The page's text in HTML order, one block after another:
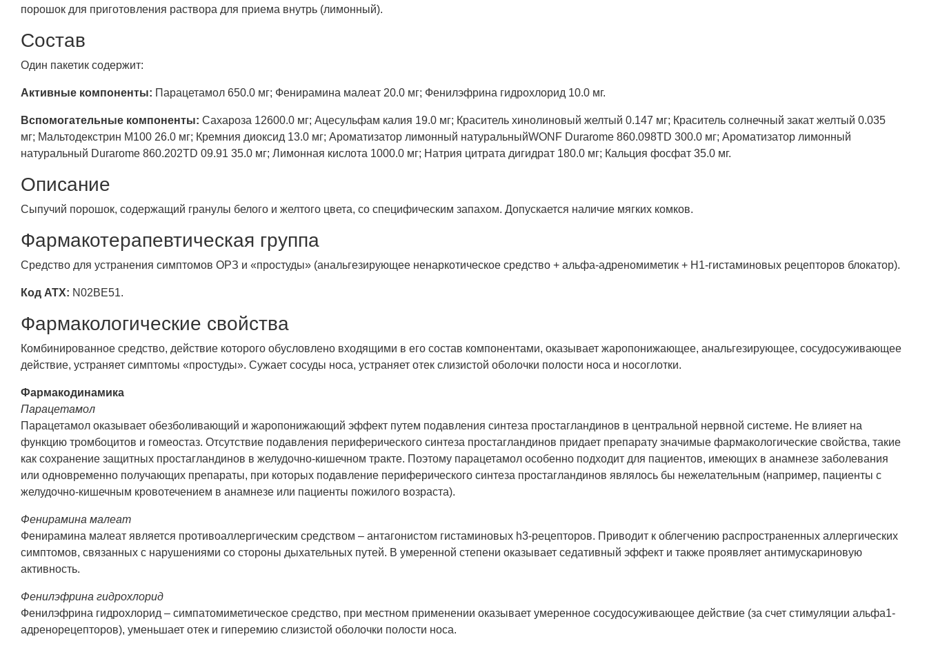
порошок для приготовления раствора для приема внутрь (лимонный).
Состав
Один пакетик содержит:
Активные компоненты: Парацетамол 650.0 мг; Фенирамина малеат 20.0 мг; Фенилэфрина гидрохлорид 10.0 мг.
Вспомогательные компоненты: Сахароза 12600.0 мг; Ацесульфам калия 19.0 мг; Краситель хинолиновый желтый 0.147 мг; Краситель солнечный закат желтый 0.035
мг; Мальтодекстрин М100 26.0 мг; Кремния диоксид 13.0 мг; Ароматизатор лимонный натуральныйWONF Durarome 860.098TD 300.0 мг; Ароматизатор лимонный
натуральный Durarome 860.202TD 09.91 35.0 мг; Лимонная кислота 1000.0 мг; Натрия цитрата дигидрат 180.0 мг; Кальция фосфат 35.0 мг.
Описание
Сыпучий порошок, содержащий гранулы белого и желтого цвета, со специфическим запахом. Допускается наличие мягких комков.
Фармакотерапевтическая группа
Средство для устранения симптомов ОРЗ и «простуды» (анальгезирующее ненаркотическое средство + альфа-адреномиметик + Н1-гистаминовых рецепторов блокатор).
Код АТХ: N02BE51.
Фармакологические свойства
Комбинированное средство, действие которого обусловлено входящими в его состав компонентами, оказывает жаропонижающее, анальгезирующее, сосудосуживающее
действие, устраняет симптомы «простуды». Сужает сосуды носа, устраняет отек слизистой оболочки полости носа и носоглотки.
Фармакодинамика
Парацетамол
Парацетамол оказывает обезболивающий и жаропонижающий эффект путем подавления синтеза простагландинов в центральной нервной системе. Не влияет на
функцию тромбоцитов и гомеостаз. Отсутствие подавления периферического синтеза простагландинов придает препарату значимые фармакологические свойства, такие
как сохранение защитных простагландинов в желудочно-кишечном тракте. Поэтому парацетамол особенно подходит для пациентов, имеющих в анамнезе заболевания
или одновременно получающих препараты, при которых подавление периферического синтеза простагландинов являлось бы нежелательным (например, пациенты с
желудочно-кишечным кровотечением в анамнезе или пациенты пожилого возраста).
Фенирамина малеат
Фенирамина малеат является противоаллергическим средством – антагонистом гистаминовых h3-рецепторов. Приводит к облегчению распространенных аллергических
симптомов, связанных с нарушениями со стороны дыхательных путей. В умеренной степени оказывает седативный эффект и также проявляет антимускариновую
активность.
Фенилэфрина гидрохлорид
Фенилэфрина гидрохлорид – симпатомиметическое средство, при местном применении оказывает умеренное сосудосуживающее действие (за счет стимуляции альфа1-
адренорецепторов), уменьшает отек и гиперемию слизистой оболочки полости носа.